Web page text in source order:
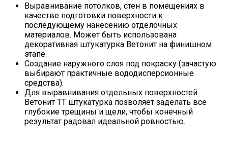
Выравнивание потолков, стен в помещениях в
качестве подготовки поверхности к
последующему нанесению отделочных
материалов. Может быть использована
декоративная штукатурка Ветонит на финишном
этапе.
Создание наружного слоя под покраску (зачастую
выбирают практичные вододисперсионные
средства).
Для выравнивания отдельных поверхностей.
Ветонит ТТ штукатурка позволяет заделать все
глубокие трещины и щели, чтобы конечный
результат радовал идеальной ровностью.